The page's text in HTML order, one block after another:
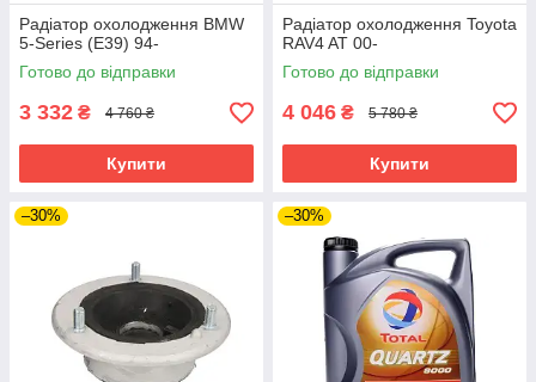
Радіатор охолодження BMW
5-Series (E39) 94-
Готово до відправки
3 332 ₴ 4 760 ₴
Купити
Радіатор охолодження Toyota
RAV4 AT 00-
Готово до відправки
4 046 ₴ 5 780 ₴
Купити
–30% –30%